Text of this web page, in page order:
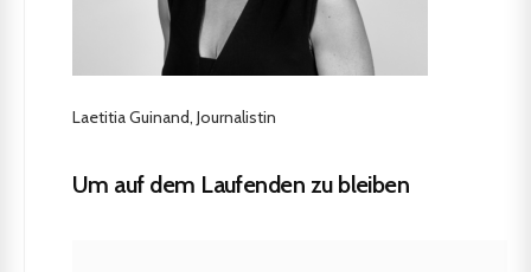
Laetitia Guinand, Journalistin
Um auf dem Laufenden zu bleiben